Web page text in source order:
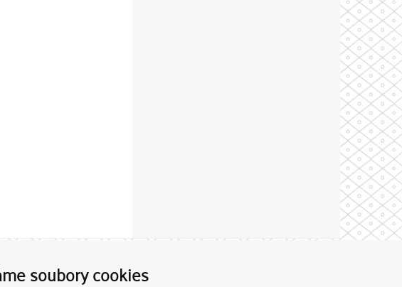
soubory cookies
constituent